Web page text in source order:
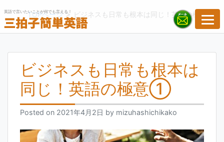
to
content
英語で言いたいことが何でも言える！
TOPページ> ビジネスも日常も根本は同じ！英語の極意①
ビジネスも日常も根本は
同じ！英語の極意①
Posted on 2021年4月2日 by mizuhashichikako